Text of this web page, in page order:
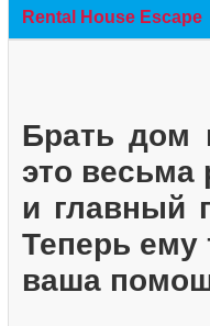
Rental House Escape
Брать дом
это весьма
и главный
Теперь ему
ваша